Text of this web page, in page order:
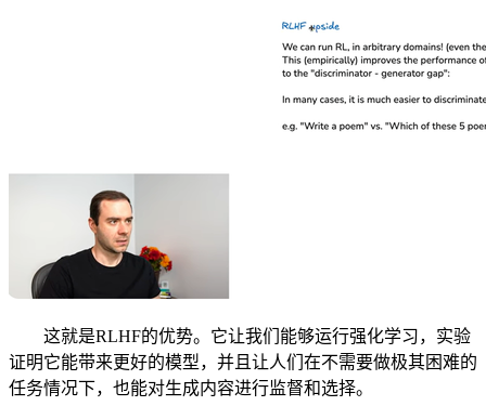
这就是RLHF的优势。它让我们能够运行强化学习，实验
证明它能带来更好的模型，并且让人们在不需要做极其困难的
任务情况下，也能对生成内容进行监督和选择。